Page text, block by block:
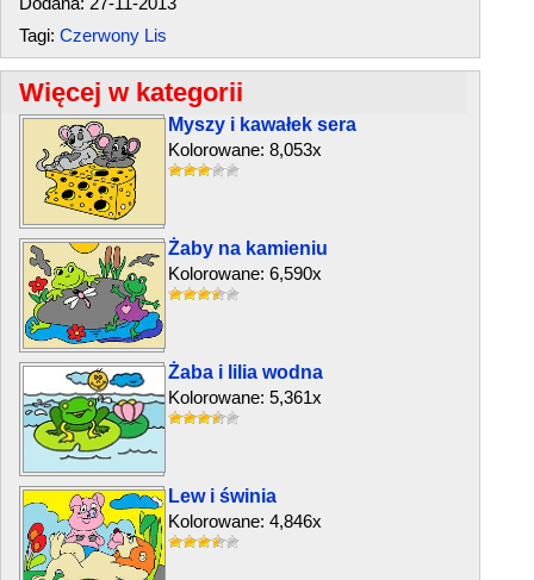
Tagi: Czerwony Lis
Więcej w kategorii
Myszy i kawałek sera
Kolorowane: 8,053x
Żaby na kamieniu
Kolorowane: 6,590x
Żaba i lilia wodna
Kolorowane: 5,361x
Lew i świnia
Kolorowane: 4,846x